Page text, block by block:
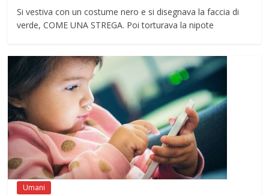
Si vestiva con un costume nero e si disegnava la faccia di
verde, COME UNA STREGA. Poi torturava la nipote
Umani